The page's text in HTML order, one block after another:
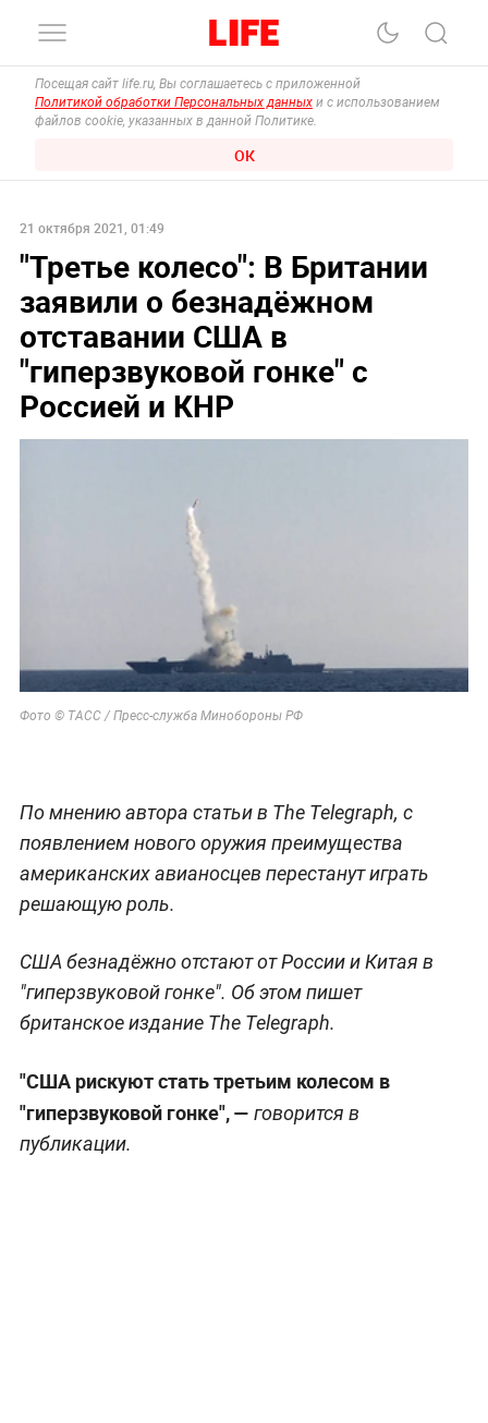
Посещая сайт life.ru, Вы соглашаетесь с приложенной
Политикой обработки Персональных данных и с использованием
файлов cookie, указанных в данной Политике.
ОК
21 октября 2021, 01:49
"Третье колесо": В Британии
заявили о безнадёжном
отставании США в
"гиперзвуковой гонке" с
Россией и КНР
Фото © ТАСС / Пресс-служба Минобороны РФ
По мнению автора статьи в The Telegraph, с
появлением нового оружия преимущества
американских авианосцев перестанут играть
решающую роль.
США безнадёжно отстают от России и Китая в
"гиперзвуковой гонке". Об этом пишет
британское издание The Telegraph.
"США рискуют стать третьим колесом в
"гиперзвуковой гонке",— говорится в
публикации.